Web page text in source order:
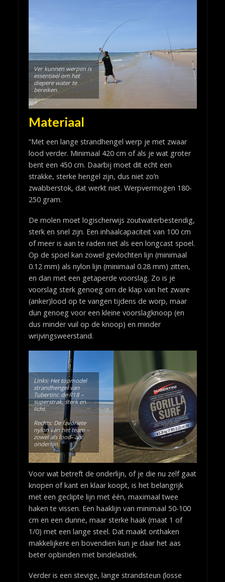
Ver kunnen werpen is
essentieel om het
diepere water te
bereiken.
Materiaal
“Met een lange strandhengel werp je met zwaar
lood verder. Minimaal 420 cm of als je wat groter
bent een 450 cm. Daarbij moet dit echt een
strakke, sterke hengel zijn, dus niet zo’n
zwabberstok, dat werkt niet. Werpvermogen 180-
250 gram.
De molen moet logischerwijs zoutwaterbestendig,
sterk en snel zijn. Een inhaalcapaciteit van 100 cm
of meer is aan te raden net als een longcast spoel.
Op de spoel kan zowel gevlochten lijn (minimaal
0.12 mm) als nylon lijn (minimaal 0.28 mm) zitten,
en dan met een getaperde voorslag. Zo is je
voorslag sterk genoeg om de klap van het zware
(anker)lood op te vangen tijdens de worp, maar
dun genoeg voor een kleine voorslagknoop (en
dus minder vuil op de knoop) en minder
wrijvingsweerstand.
Links: Het topmodel
strandhengel van
Tubertini: de R18 –
superstrak, sterk en
licht.
Rechts: De favoriete
nylon van het team –
zowel als lood- als
onderlijn.
Voor wat betreft de onderlijn, of je die nu zelf gaat
knopen of kant en klaar koopt, is het belangrijk
met een geclipte lijn met één, maximaal twee
haken te vissen. Een haaklijn van minimaal 50-100
cm en een dunne, maar sterke haak (maat 1 of
1/0) met een lange steel. Dat maakt onthaken
makkelijkere en bovendien kun je daar het aas
beter opbinden met bindelastiek.
Verder is een stevige, lange strandsteun (losse